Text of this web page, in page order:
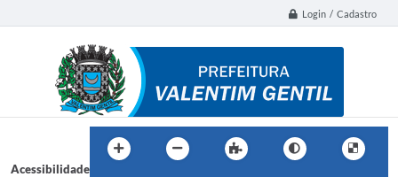
Login / Cadastro
Acessibilidade